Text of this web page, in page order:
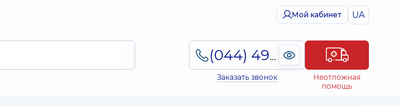
Мой кабинет UA
(044) 495-2-888
Заказать звонок
Неотложная
помощь